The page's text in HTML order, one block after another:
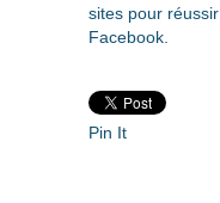
sites pour
Facebook
Pin It